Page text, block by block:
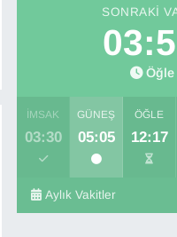
SONRAKI
Öğle
İMSAK
03:30
GÜNEŞ
05:05
ÖĞLE
12:17
Aylık Vakitler